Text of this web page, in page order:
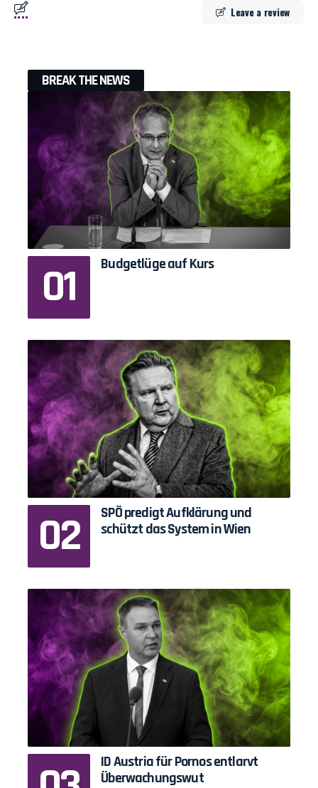
Leave a review
BREAK THE NEWS
Budgetlüge auf Kurs
SPÖ predigt Aufklärung und
schützt das System in Wien
ID Austria für Pornos entlarvt
Überwachungswut